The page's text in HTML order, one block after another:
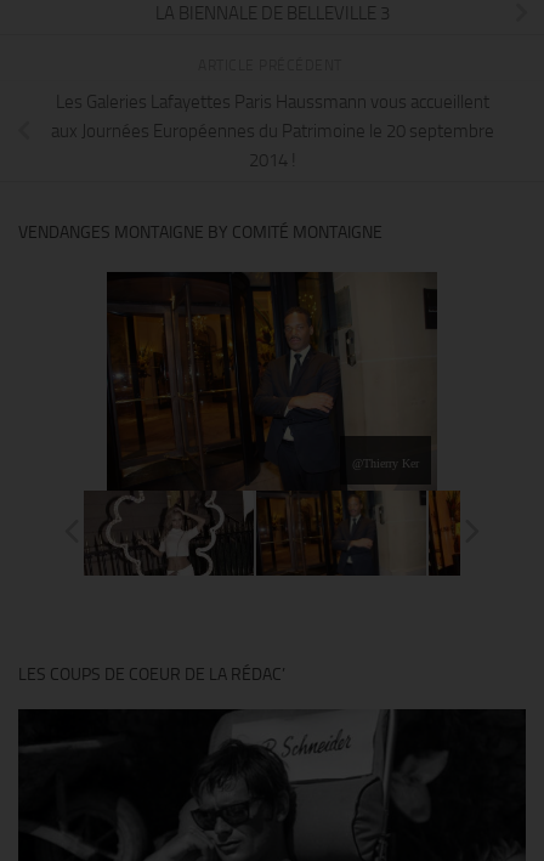
LA BIENNALE DE BELLEVILLE 3
Les Galeries Lafayettes Paris Haussmann vous accueillent
aux Journées Européennes du Patrimoine le 20 septembre
2014 !
VENDANGES MONTAIGNE BY COMITÉ MONTAIGNE
@Thierry Ker
LES COUPS DE COEUR DE LA RÉDAC’